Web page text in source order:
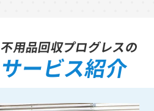
不用品回収プログレスの
サービス紹介